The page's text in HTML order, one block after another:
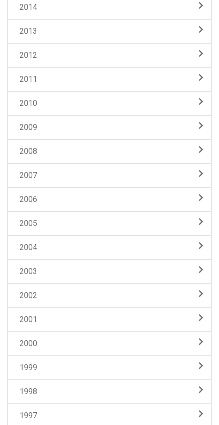
2014
2013
2012
2011
2010
2009
2008
2007
2006
2005
2004
2003
2002
2001
2000
1999
1998
1997